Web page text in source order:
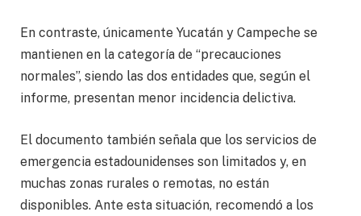
En contraste, únicamente Yucatán y Campeche se
mantienen en la categoría de “precauciones
normales”, siendo las dos entidades que, según el
informe, presentan menor incidencia delictiva.
El documento también señala que los servicios de
emergencia estadounidenses son limitados y, en
muchas zonas rurales o remotas, no están
disponibles. Ante esta situación, recomendó a los